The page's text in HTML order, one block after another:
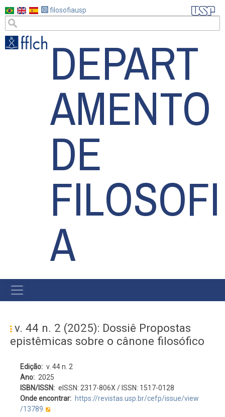
para
conteúdo
principal
filosofiausp
DEPART
AMENTO
DE
FILOSOFI
A
MAIN
v. 44 n. 2 (2025): Dossiê Propostas
epistêmicas sobre o cânone filosófico
Edição
v. 44 n. 2
Ano
2025
ISBN/ISSN
eISSN: 2317-806X / ISSN: 1517-0128
Onde encontrar
https://revistas.usp.br/cefp/issue/view
/13789